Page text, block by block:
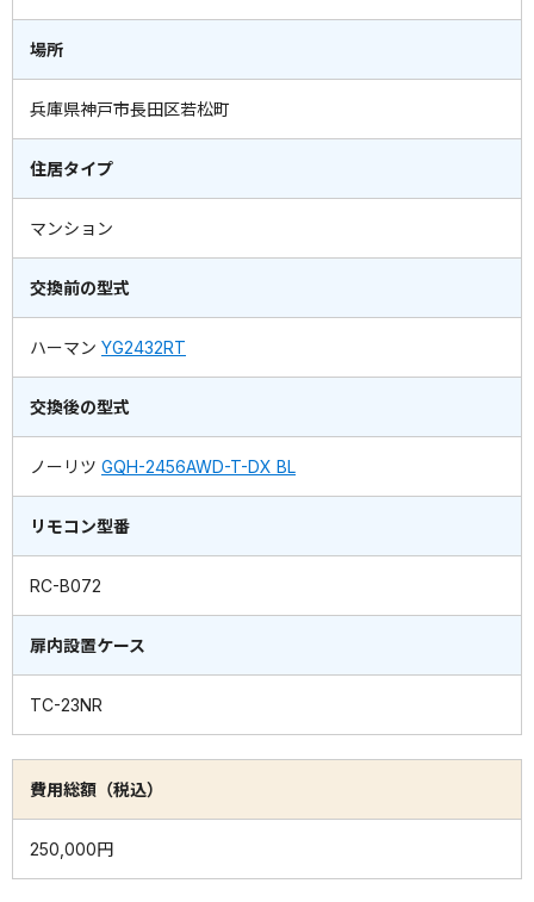
場所
兵庫県神戸市長田区若松町
住居タイプ
マンション
交換前の型式
ハーマン YG2432RT
交換後の型式
ノーリツ GQH-2456AWD-T-DX BL
リモコン型番
RC-B072
扉内設置ケース
TC-23NR
費用総額（税込）
250,000円